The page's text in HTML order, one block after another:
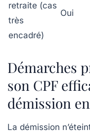
retraite (cas
très
encadré)
Oui
Démarches
son CPF
démission
La démission